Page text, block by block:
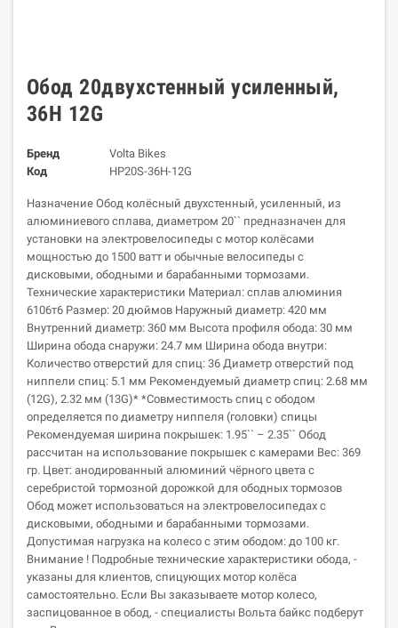
Обод 20двухстенный усиленный,
36H 12G
Бренд
Volta Bikes
Код
HP20S-36H-12G
Назначение Обод колёсный двухстенный, усиленный, из
алюминиевого сплава, диаметром 20`` предназначен для
установки на электровелосипеды с мотор колёсами
мощностью до 1500 ватт и обычные велосипеды c
дисковыми, ободными и барабанными тормозами.
Технические характеристики Материал: сплав алюминия
6106т6 Размер: 20 дюймов Наружный диаметр: 420 мм
Внутренний диаметр: 360 мм Высота профиля обода: 30 мм
Ширина обода снаружи: 24.7 мм Ширина обода внутри:
Количество отверстий для спиц: 36 Диаметр отверстий под
ниппели спиц: 5.1 мм Рекомендуемый диаметр спиц: 2.68 мм
(12G), 2.32 мм (13G)* *Совместимость спиц с ободом
определяется по диаметру ниппеля (головки) спицы
Рекомендуемая ширина покрышек: 1.95`` – 2.35`` Обод
рассчитан на использование покрышек с камерами Вес: 369
гр. Цвет: анодированный алюминий чёрного цвета с
серебристой тормозной дорожкой для ободных тормозов
Обод может использоваться на электровелосипедах с
дисковыми, ободными и барабанными тормозами.
Допустимая нагрузка на колесо с этим ободом: до 100 кг.
Внимание ! Подробные технические характеристики обода, -
указаны для клиентов, спицующих мотор колёса
самостоятельно. Если Вы заказываете мотор колесо,
заспицованное в обод, - специалисты Вольта байкс подберут